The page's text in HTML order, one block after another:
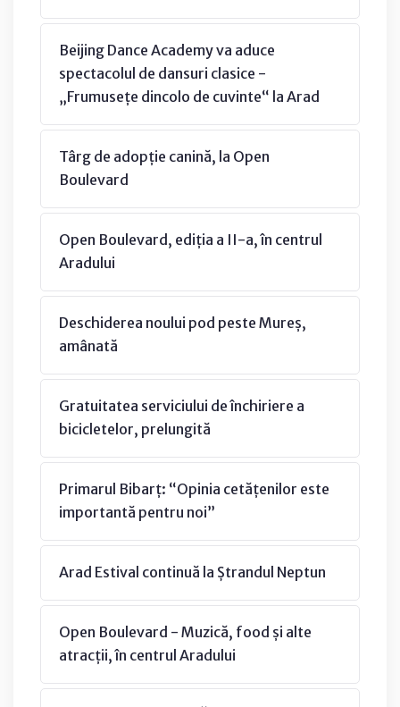
Beijing Dance Academy va aduce
spectacolul de dansuri clasice -
„Frumusețe dincolo de cuvinte“ la Arad
Târg de adopție canină, la Open
Boulevard
Open Boulevard, ediția a II-a, în centrul
Aradului
Deschiderea noului pod peste Mureș,
amânată
Gratuitatea serviciului de închiriere a
bicicletelor, prelungită
Primarul Bibarț: “Opinia cetățenilor este
importantă pentru noi”
Arad Estival continuă la Ștrandul Neptun
Open Boulevard - Muzică, food și alte
atracții, în centrul Aradului